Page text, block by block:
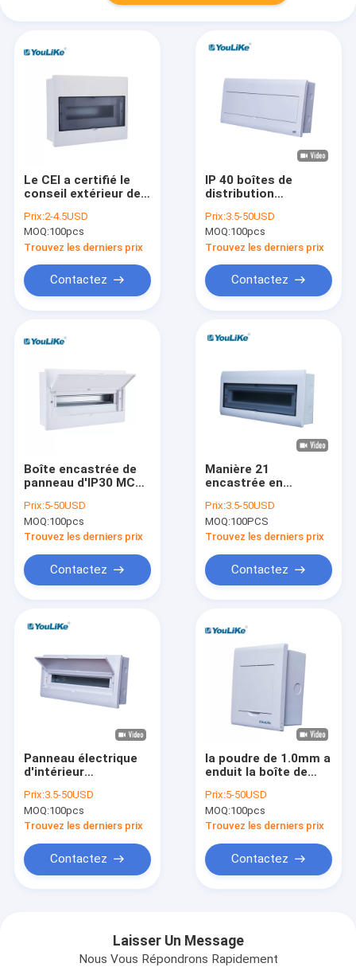
Au sujet de nous
Nouvelles
Cas
Boîte en plastique de MCB
Le CEI a certifié le
conseil extérieur de
électrique de lumière
de bâti avec le rail de
vacarme en métal
Prix:2-4.5USD
MOQ:100pcs
Trouvez les derniers prix
Contactez
IP 40 boîtes de
distribution
de la manière MCB de
matériel d'ABS de
picoseconde 24
Prix:3.5-50USD
MOQ:100pcs
Trouvez les derniers prix
Contactez
Boîte encastrée de
panneau d'IP30 MCB,
l'équipement 32 de
distribution d'énergie
Prix:5-50USD
MOQ:100pcs
Trouvez les derniers prix
Contactez
Manière 21
encastrée en
distribution du
courant électrique
MCB avec le rail de
Prix:3.5-50USD
MOQ:100PCS
Trouvez les derniers prix
Contactez
Panneau électrique
d'intérieur
électrique de
manière de la boîte
24 d'unité du
MCB
Prix:3.5-50USD
MOQ:100pcs
Trouvez les derniers prix
Contactez
la poudre de 1.0mm a
enduit la boîte de
affleurante en acier
de bâti de la vis 55A
63A
Prix:5-50USD
MOQ:100pcs
Trouvez les derniers prix
Contactez
Laisser Un Message
Nous Vous Répondrons Rapidement